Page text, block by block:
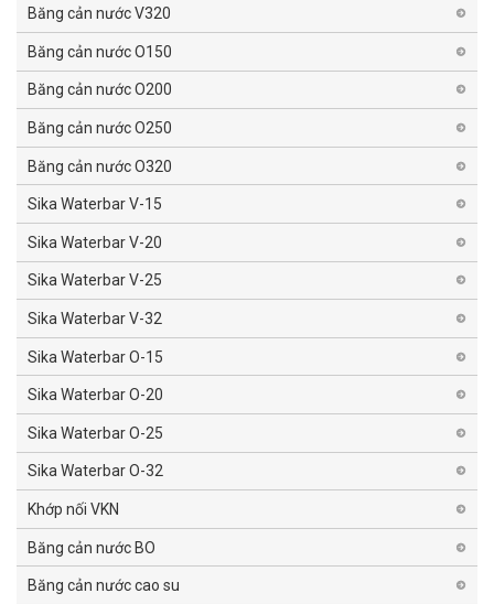
Băng cản nước V320
Băng cản nước O150
Băng cản nước O200
Băng cản nước O250
Băng cản nước O320
Sika Waterbar V-15
Sika Waterbar V-20
Sika Waterbar V-25
Sika Waterbar V-32
Sika Waterbar O-15
Sika Waterbar O-20
Sika Waterbar O-25
Sika Waterbar O-32
Khớp nối VKN
Băng cản nước BO
Băng cản nước cao su